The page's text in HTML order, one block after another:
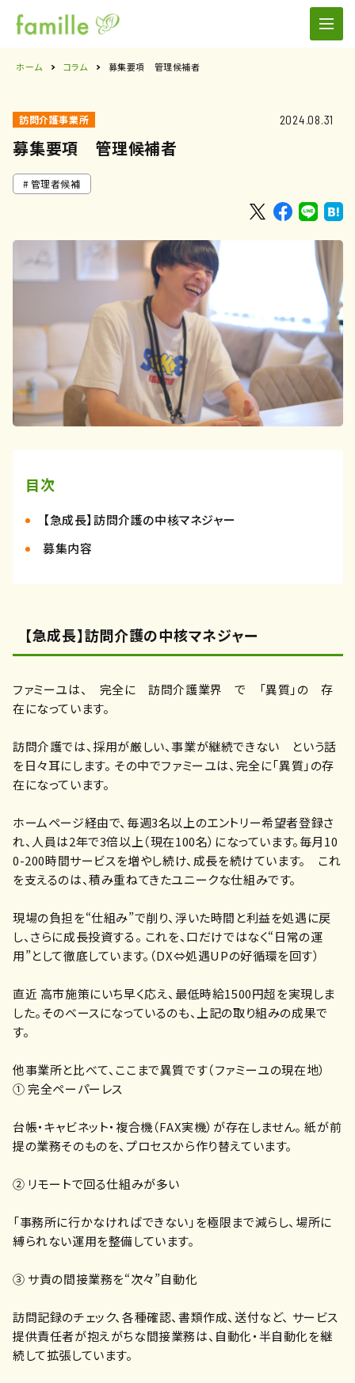
ホーム コラム 募集要項 管理候補者
訪問介護事業所 2024.08.31
募集要項 管理候補者
管理者候補
目次
【急成長】訪問介護の中核マネジャー
募集内容
【急成長】訪問介護の中核マネジャー
ファミーユは、 完全に 訪問介護業界 で 「異質」の 存
在になっています。
訪問介護では、採用が厳しい、事業が継続できない という話
を日々耳にします。 その中でファミーユは、完全に「異質」の存
在になっています。
ホームページ経由で、毎週3名以上のエントリー希望者登録さ
れ、人員は2年で3倍以上（現在100名）になっています。毎月10
0-200時間サービスを増やし続け、成長を続けています。 これ
を支えるのは、積み重ねてきたユニークな仕組みです。
現場の負担を“仕組み”で削り、浮いた時間と利益を処遇に戻
し、さらに成長投資する。 これを、口だけではなく“日常の運
用”として徹底しています。（DX⇔処遇UPの好循環を回す）
直近 高市施策にいち早く応え、最低時給1500円超を実現しま
した。そのベースになっているのも、上記の取り組みの成果で
す。
他事業所と比べて、ここまで異質です（ファミーユの現在地）
① 完全ペーパーレス
台帳・キャビネット・複合機（FAX実機）が存在しません。 紙が前
提の業務そのものを、プロセスから作り替えています。
② リモートで回る仕組みが多い
「事務所に行かなければできない」を極限まで減らし、場所に
縛られない運用を整備しています。
③ サ責の間接業務を“次々”自動化
訪問記録のチェック、各種確認、書類作成、送付など、 サービス
提供責任者が抱えがちな間接業務は、自動化・半自動化を継
続して拡張しています。